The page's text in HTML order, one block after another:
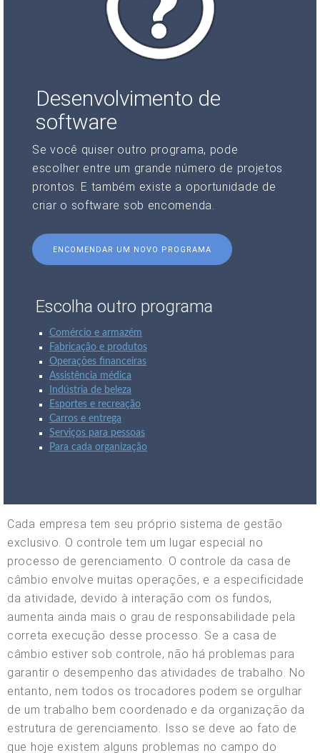
Desenvolvimento de
software
Se você quiser outro programa, pode
escolher entre um grande número de projetos
prontos. E também existe a oportunidade de
criar o software sob encomenda.
ENCOMENDAR UM NOVO PROGRAMA
Escolha outro programa
Comércio e armazém
Fabricação e produtos
Operações financeiras
Assistência médica
Indústria de beleza
Esportes e recreação
Carros e entrega
Serviços para pessoas
Para cada organização
Cada empresa tem seu próprio sistema de gestão
exclusivo. O controle tem um lugar especial no
processo de gerenciamento. O controle da casa de
câmbio envolve muitas operações, e a especificidade
da atividade, devido à interação com os fundos,
aumenta ainda mais o grau de responsabilidade pela
correta execução desse processo. Se a casa de
câmbio estiver sob controle, não há problemas para
garantir o desempenho das atividades de trabalho. No
entanto, nem todos os trocadores podem se orgulhar
de um trabalho bem coordenado e da organização da
estrutura de gerenciamento. Isso se deve ao fato de
que hoje existem alguns problemas no campo do